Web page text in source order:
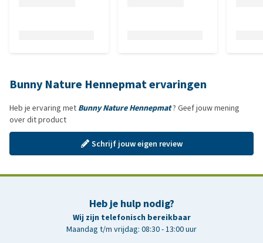
Bunny Nature Hennepmat ervaringen
Heb je ervaring met Bunny Nature Hennepmat? Geef jouw mening
over dit product
Schrijf jouw eigen review
Heb je hulp nodig?
Wij zijn telefonisch bereikbaar
Maandag t/m vrijdag: 08:30 - 13:00 uur